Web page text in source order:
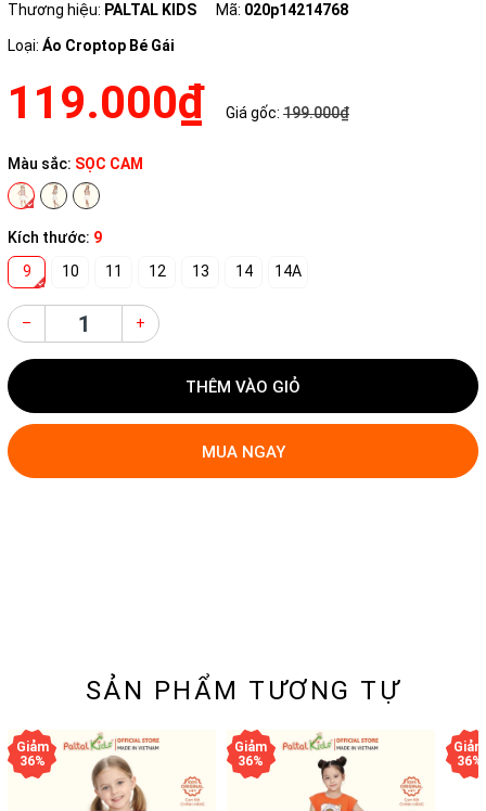
Thương hiệu: PALTAL KIDS Mã: 020p14214768
Loại: Áo Croptop Bé Gái
119.000₫ Giá gốc: 199.000₫
Màu sắc: SỌC CAM
Kích thước: 9
9
10 11 12 13 14 14A
– +
THÊM VÀO GIỎ
MUA NGAY
SẢN PHẨM TƯƠNG TỰ